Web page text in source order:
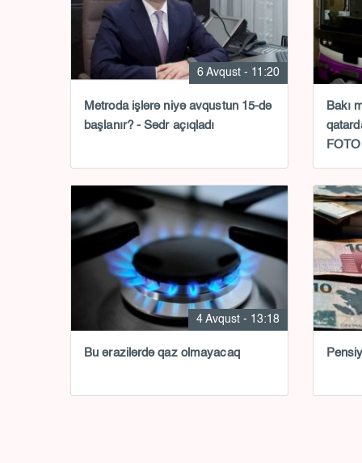
6 Avqust - 11:20
Metroda işlərə niyə avqustun 15-də
başlanır? - Sədr açıqladı
Bakı
4 Avqust - 13:18
Bu ərazilərdə qaz olmayacaq